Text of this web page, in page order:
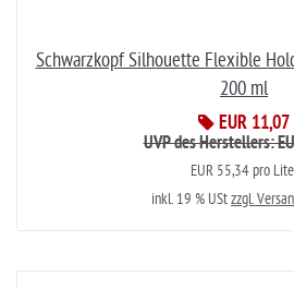
Schwarzkopf Silhouette Flexible
200 ml
EUR 11,07
UVP des Herstellers:
EUR 55,34 pro
inkl. 19 % UStzzgl.